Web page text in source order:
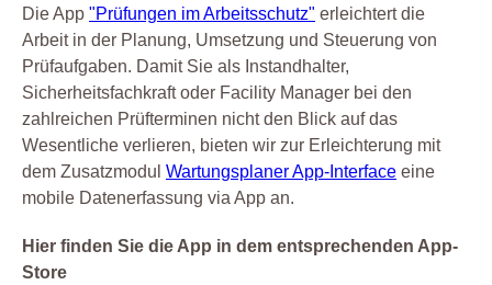
Die App "Prüfungen im Arbeitsschutz" erleichtert die
Arbeit in der Planung, Umsetzung und Steuerung von
Prüfaufgaben. Damit Sie als Instandhalter,
Sicherheitsfachkraft oder Facility Manager bei den
zahlreichen Prüfterminen nicht den Blick auf das
Wesentliche verlieren, bieten wir zur Erleichterung mit
dem Zusatzmodul Wartungsplaner App-Interface eine
mobile Datenerfassung via App an.
Hier finden Sie die App in dem entsprechenden App-
Store